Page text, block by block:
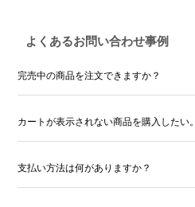
よくあるお問い合わせ事例
完売中の商品を注文できますか？
カートが表示されない商品を購入したい。
支払い方法は何がありますか？